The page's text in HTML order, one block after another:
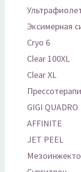
Эксимерная
Cryo 6
Clear 100XL
Clear XL
GIGI QUADRO
AFFINITE
JET PEEL